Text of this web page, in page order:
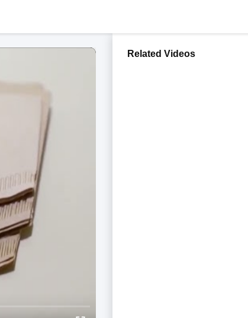
Related Videos